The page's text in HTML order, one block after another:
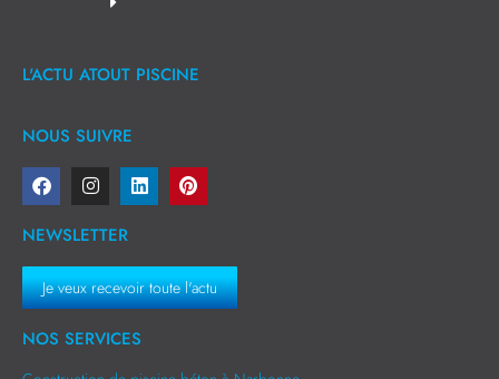
L'ACTU ATOUT PISCINE
NOUS SUIVRE
NEWSLETTER
Je veux recevoir toute l'actu
NOS SERVICES